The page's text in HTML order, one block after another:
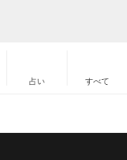
占い すべて